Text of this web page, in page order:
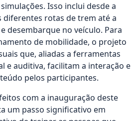
Isso inclui desde a
diferentes rotas de trem até a
desembarque no veículo. Para
de mobilidade, o projeto
que, aliadas a ferramentas
e auditiva, facilitam a interação e
pelos participantes.
com a inauguração deste
um passo significativo em